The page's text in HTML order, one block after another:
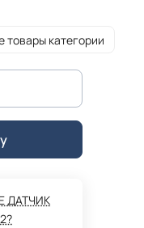
товары категории
ДАТЧИК